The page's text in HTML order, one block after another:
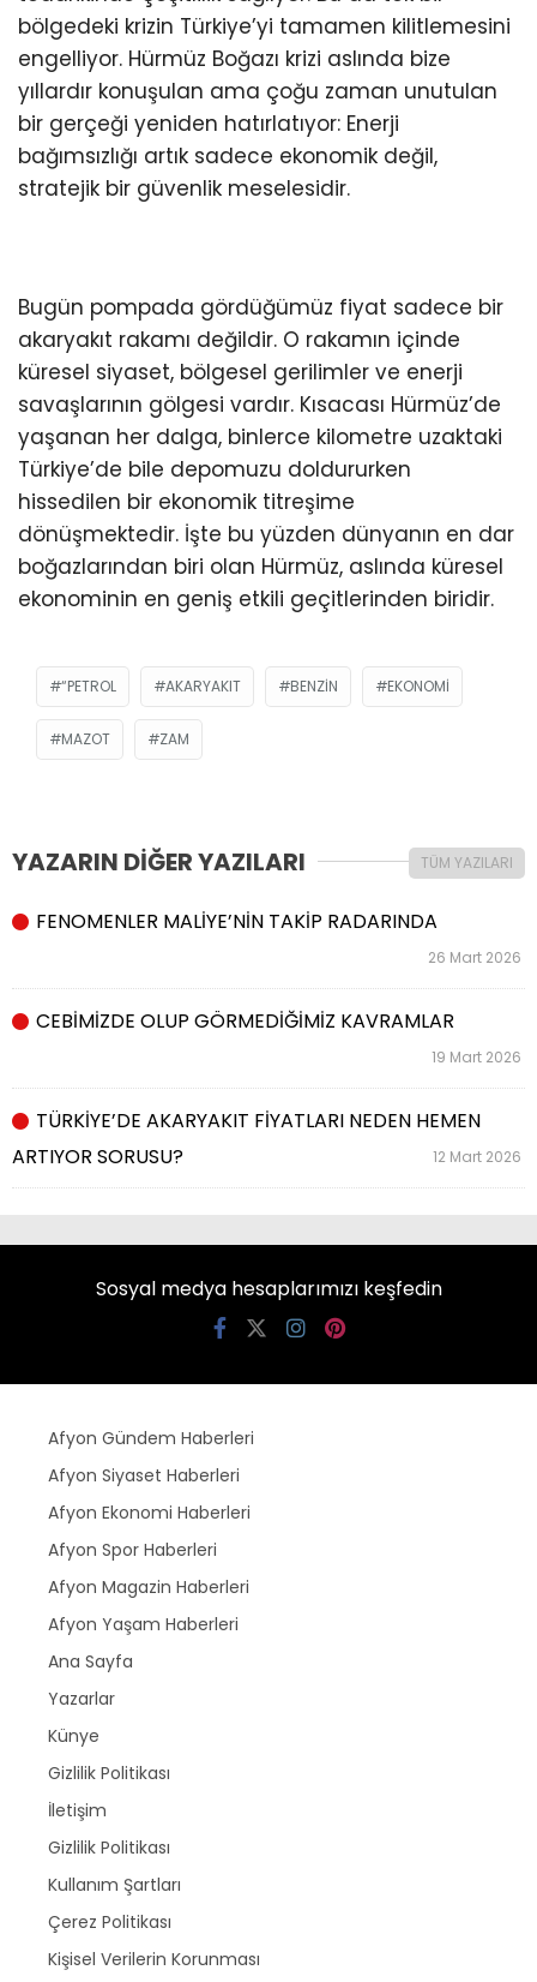
bölgedeki krizin Türkiye’yi tamamen kilitlemesini
engelliyor. Hürmüz Boğazı krizi aslında bize
yıllardır konuşulan ama çoğu zaman unutulan
bir gerçeği yeniden hatırlatıyor: Enerji
bağımsızlığı artık sadece ekonomik değil,
stratejik bir güvenlik meselesidir.
Bugün pompada gördüğümüz fiyat sadece bir
akaryakıt rakamı değildir. O rakamın içinde
küresel siyaset, bölgesel gerilimler ve enerji
savaşlarının gölgesi vardır. Kısacası Hürmüz’de
yaşanan her dalga, binlerce kilometre uzaktaki
Türkiye’de bile depomuzu doldururken
hissedilen bir ekonomik titreşime
dönüşmektedir. İşte bu yüzden dünyanın en dar
boğazlarından biri olan Hürmüz, aslında küresel
ekonominin en geniş etkili geçitlerinden biridir.
“PETROL AKARYAKIT BENZIN EKONOMI
MAZOT ZAM
YAZARIN DİĞER YAZILARI TÜM YAZILARI
FENOMENLER MALİYE’NİN TAKİP RADARINDA
26 Mart 2026
CEBİMİZDE OLUP GÖRMEDİĞİMİZ KAVRAMLAR
19 Mart 2026
TÜRKİYE’DE AKARYAKIT FİYATLARI NEDEN HEMEN
ARTIYOR SORUSU?
12 Mart 2026
Sosyal medya hesaplarımızı keşfedin
Afyon Gündem Haberleri
Afyon Siyaset Haberleri
Afyon Ekonomi Haberleri
Afyon Spor Haberleri
Afyon Magazin Haberleri
Afyon Yaşam Haberleri
Ana Sayfa
Yazarlar
Künye
Gizlilik Politikası
İletişim
Gizlilik Politikası
Kullanım Şartları
Çerez Politikası
Kişisel Verilerin Korunması